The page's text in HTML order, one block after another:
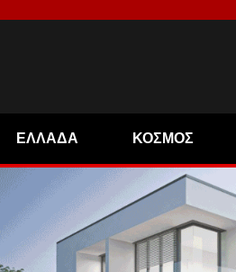
ΕΛΛΑΔΑ ΚΟΣΜΟΣ